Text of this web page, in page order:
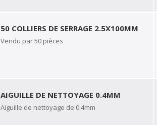
50 COLLIERS DE SERRAGE 2.5X100MM
Vendu par 50 pièces
AIGUILLE DE NETTOYAGE 0.4MM
Aiguille de nettoyage de 0.4mm